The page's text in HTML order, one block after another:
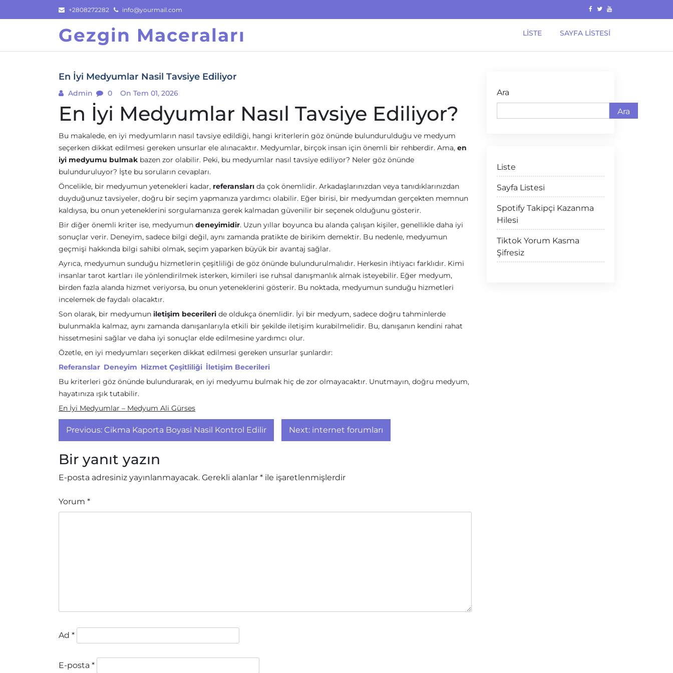
to
+2808272282 info@yourmail.com
Gezgin Maceraları LISTE SAYFA LISTESI
En İyi Medyumlar Nasil Tavsiye Ediliyor
Admin 0 On Tem 01, 2026
En İyi Medyumlar Nasıl Tavsiye Ediliyor?
Bu makalede, en iyi medyumların nasıl tavsiye edildiği, hangi kriterlerin göz önünde bulundurulduğu ve medyum
seçerken dikkat edilmesi gereken unsurlar ele alınacaktır. Medyumlar, birçok insan için önemli bir rehberdir. Ama, en
iyi medyumu bulmak bazen zor olabilir. Peki, bu medyumlar nasıl tavsiye ediliyor? Neler göz önünde
bulunduruluyor? İşte bu soruların cevapları.
Öncelikle, bir medyumun yetenekleri kadar, referansları da çok önemlidir. Arkadaşlarınızdan veya tanıdıklarınızdan
duyduğunuz tavsiyeler, doğru bir seçim yapmanıza yardımcı olabilir. Eğer birisi, bir medyumdan gerçekten memnun
kaldıysa, bu onun yeteneklerini sorgulamanıza gerek kalmadan güvenilir bir seçenek olduğunu gösterir.
Bir diğer önemli kriter ise, medyumun deneyimidir. Uzun yıllar boyunca bu alanda çalışan kişiler, genellikle daha iyi
sonuçlar verir. Deneyim, sadece bilgi değil, aynı zamanda pratikte de birikim demektir. Bu nedenle, medyumun
geçmişi hakkında bilgi sahibi olmak, seçim yaparken büyük bir avantaj sağlar.
Ayrıca, medyumun sunduğu hizmetlerin çeşitliliği de göz önünde bulundurulmalıdır. Herkesin ihtiyacı farklıdır. Kimi
insanlar tarot kartları ile yönlendirilmek isterken, kimileri ise ruhsal danışmanlık almak isteyebilir. Eğer medyum,
birden fazla alanda hizmet veriyorsa, bu onun yeteneklerini gösterir. Bu noktada, medyumun sunduğu hizmetleri
incelemek de faydalı olacaktır.
Son olarak, bir medyumun iletişim becerileri de oldukça önemlidir. İyi bir medyum, sadece doğru tahminlerde
bulunmakla kalmaz, aynı zamanda danışanlarıyla etkili bir şekilde iletişim kurabilmelidir. Bu, danışanın kendini rahat
hissetmesini sağlar ve daha iyi sonuçlar elde edilmesine yardımcı olur.
Özetle, en iyi medyumları seçerken dikkat edilmesi gereken unsurlar şunlardır:
Referanslar Deneyim Hizmet Çeşitliliği İletişim Becerileri
Bu kriterleri göz önünde bulundurarak, en iyi medyumu bulmak hiç de zor olmayacaktır. Unutmayın, doğru medyum,
hayatınıza ışık tutabilir.
En İyi Medyumlar – Medyum Ali Gürses
Yazı
gezinmesi
Previous: Cikma Kaporta Boyasi Nasil Kontrol Edilir Next: internet forumları
Bir yanıt yazın
E-posta adresiniz yayınlanmayacak. Gerekli alanlar * ile işaretlenmişlerdir
Yorum *
Ad *
E-posta *
Ara
Ara
Liste
Sayfa Listesi
Spotify Takipçi Kazanma
Hilesi
Tiktok Yorum Kasma
Şifresiz